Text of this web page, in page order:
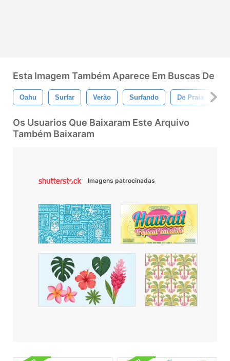
Esta Imagem Também Aparece Em Buscas De
Oahu Surfar Verão Surfando De Praia
Os Usuarios Que Baixaram Este Arquivo
Também Baixaram
Imagens patrocinadas